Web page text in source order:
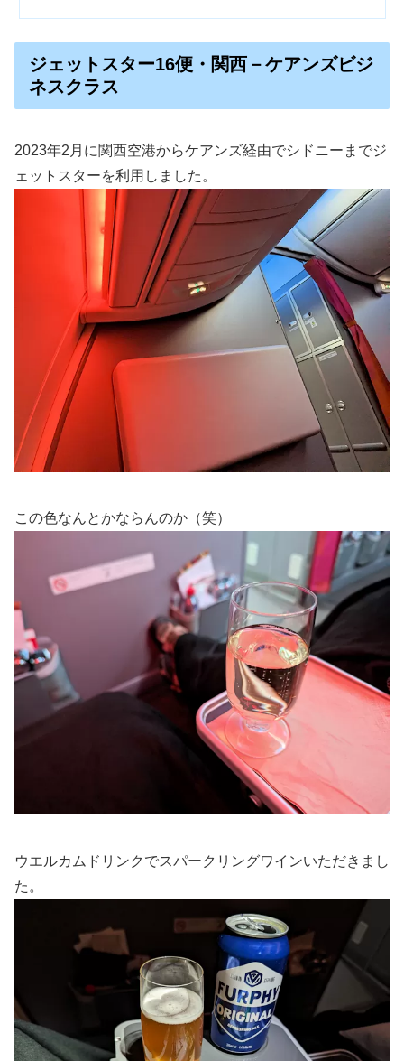
ジェットスター16便・関西－ケアンズビジ
ネスクラス
2023年2月に関西空港からケアンズ経由でシドニーまでジ
ェットスターを利用しました。
この色なんとかならんのか（笑）
ウエルカムドリンクでスパークリングワインいただきまし
た。